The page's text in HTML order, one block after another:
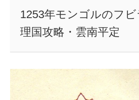
1253年モンゴルのフ
理国攻略・雲南平定